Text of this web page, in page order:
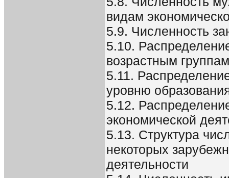
видам
5.9. Численность
5.10.
возрастным группам
5.11.
уровню
5.12.
экономической
5.13. Структура
некоторых
деятельности